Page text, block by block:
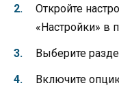
Откройте
«Настройки» в
Выберите
Включите